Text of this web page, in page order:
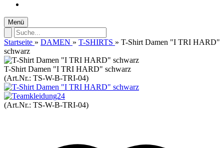
Menü
Startseite » DAMEN » T-SHIRTS » T-Shirt Damen "I TRI HARD"
schwarz
T-Shirt Damen "I TRI HARD" schwarz
(Art.Nr.: TS-W-B-TRI-04)
(Art.Nr.: TS-W-B-TRI-04)